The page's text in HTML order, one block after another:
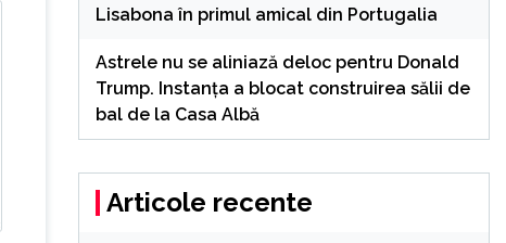
Lisabona în primul amical din Portugalia
Astrele nu se aliniază deloc pentru Donald
Trump. Instanța a blocat construirea sălii de
bal de la Casa Albă
Articole recente